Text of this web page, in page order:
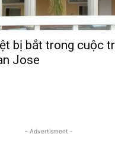
bị bắt trong cuộc
Jose
- Advertisment -